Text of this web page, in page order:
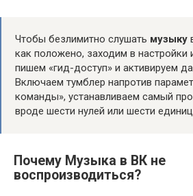
Чтобы безлимитно слушать музыку
как положено, заходим в настройки
пишем «гид-доступ» и активируем
Включаем тумблер напротив
команды», устанавливаем самый
вроде шести нулей или шести
Почему Музыка в ВК не
воспроизводиться?